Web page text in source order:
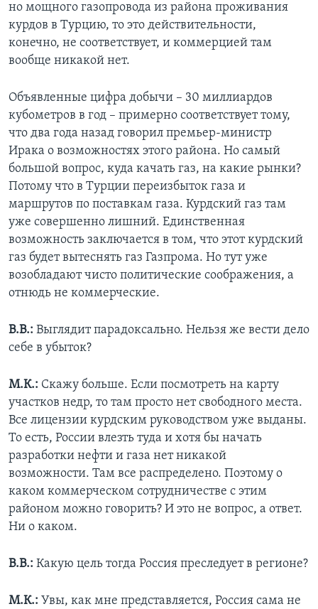
но мощного газопровода из района проживания
курдов в Турцию, то это действительности,
конечно, не соответствует, и коммерцией там
вообще никакой нет.
Объявленные цифра добычи – 30 миллиардов
кубометров в год – примерно соответствует тому,
что два года назад говорил премьер-министр
Ирака о возможностях этого района. Но самый
большой вопрос, куда качать газ, на какие рынки?
Потому что в Турции переизбыток газа и
маршрутов по поставкам газа. Курдский газ там
уже совершенно лишний. Единственная
возможность заключается в том, что этот курдский
газ будет вытеснять газ Газпрома. Но тут уже
возобладают чисто политические соображения, а
отнюдь не коммерческие.
В.В.: Выглядит парадоксально. Нельзя же вести дело
себе в убыток?
М.К.: Скажу больше. Если посмотреть на карту
участков недр, то там просто нет свободного места.
Все лицензии курдским руководством уже выданы.
То есть, России влезть туда и хотя бы начать
разработки нефти и газа нет никакой
возможности. Там все распределено. Поэтому о
каком коммерческом сотрудничестве с этим
районом можно говорить? И это не вопрос, а ответ.
Ни о каком.
В.В.: Какую цель тогда Россия преследует в регионе?
М.К.: Увы, как мне представляется, Россия сама не